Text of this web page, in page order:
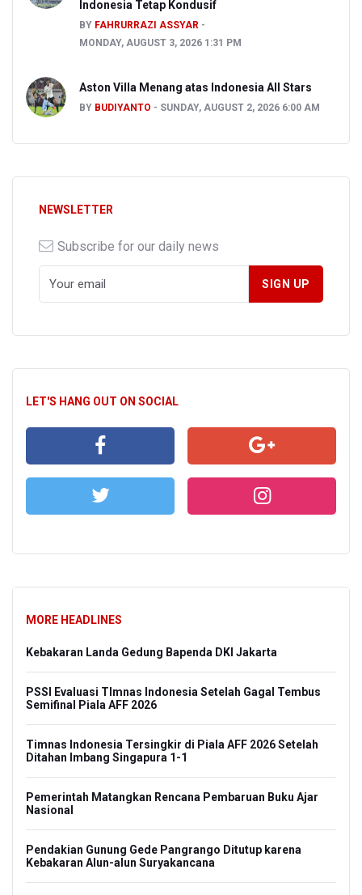
Indonesia Tetap Kondusif
BY FAHRURRAZI ASSYAR
MONDAY, AUGUST 3, 2026 1:31 PM
Aston Villa Menang atas Indonesia All Stars
BY BUDIYANTO SUNDAY, AUGUST 2, 2026 6:00 AM
NEWSLETTER
Subscribe for our daily news
LET'S HANG OUT ON SOCIAL
MORE HEADLINES
Kebakaran Landa Gedung Bapenda DKI Jakarta
PSSI Evaluasi TImnas Indonesia Setelah Gagal Tembus
Semifinal Piala AFF 2026
Timnas Indonesia Tersingkir di Piala AFF 2026 Setelah
Ditahan Imbang Singapura 1-1
Pemerintah Matangkan Rencana Pembaruan Buku Ajar
Nasional
Pendakian Gunung Gede Pangrango Ditutup karena
Kebakaran Alun-alun Suryakancana